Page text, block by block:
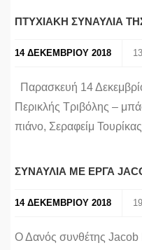
ΠΤΥΧΙΑΚΗ ΣΥΝΑΥΛΙΑ
14 ΔΕΚΕΜΒΡΙΟΥ 2018
Παρασκευή 14
Περικλής Τριβόλης –
πιάνο, Σεραφείμ
ΣΥΝΑΥΛΙΑ ΜΕ ΕΡΓΑ
14 ΔΕΚΕΜΒΡΙΟΥ 2018
Ο Δανός συνθέτης Jacob